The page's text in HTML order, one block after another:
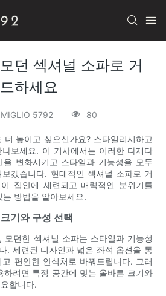
던 섹셔널 소파로 거
하세요
MIGLIO 5792 80
더 높이고 싶으신가요? 스타일리시하고
보세요. 이 기사에서는 이러한 다재다
변화시키고 스타일과 기능성을 모두
겠습니다. 현대적인 섹셔널 소파로 거
집안에 세련되고 매력적인 분위기를
방법을 알아보세요.
기와 구성 선택
모던한 섹셔널 소파는 스타일과 기능성
. 세련된 디자인과 넓은 좌석 옵션을 통
편안한 안식처로 바꿔드립니다. 그러
하려면 특정 공간에 맞는 올바른 크기와
합니다.